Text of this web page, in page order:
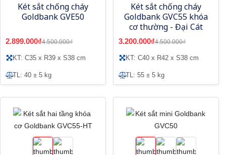
Két sắt chống cháy
Goldbank GVE50
2.899.000₫4.500.000₫
KT: C35 x R39 x S38 cm
TL: 40 ± 5 kg
Két sắt chống cháy
Goldbank GVC55 khóa
cơ thường - Đại Cát
3.200.000₫4.500.000₫
KT: C40 x R42 x S38 cm
TL: 55 ± 5 kg